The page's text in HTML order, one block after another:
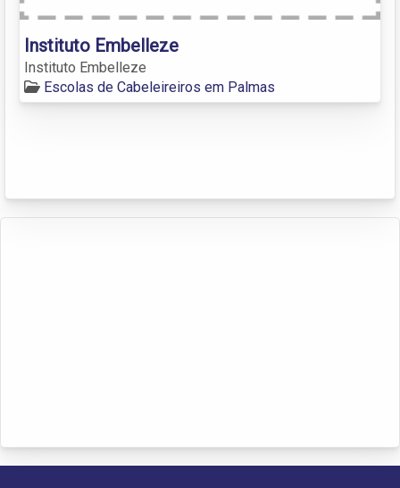
Instituto Embelleze
Instituto Embelleze
Escolas de Cabeleireiros em Palmas